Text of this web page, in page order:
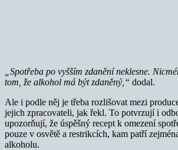
„Spotřeba po vyšším zdanění neklesne.
tom, že alkohol má být zdaněný,“ dodal.
Ale i podle něj je třeba rozlišovat mezi
jejich zpracovateli, jak řekl. To potvrzují i
upozorňují, že úspěšný recept k omezení
pouze v osvětě a restrikcích, kam patří
alkoholu.